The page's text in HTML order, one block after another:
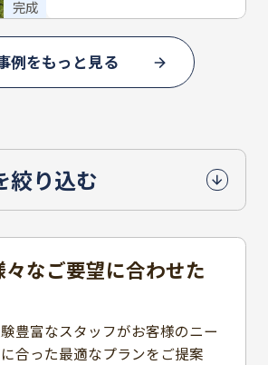
完成
例をもっと見る
絞り込む
々なご要望に合わせた
豊富なスタッフがお客様のニー
合った最適なプランをご提案